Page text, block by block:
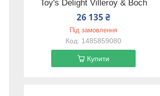
Toy's Delight Villeroy & Boch
26 135 ₴
Під замовлення
1485859080
Купити